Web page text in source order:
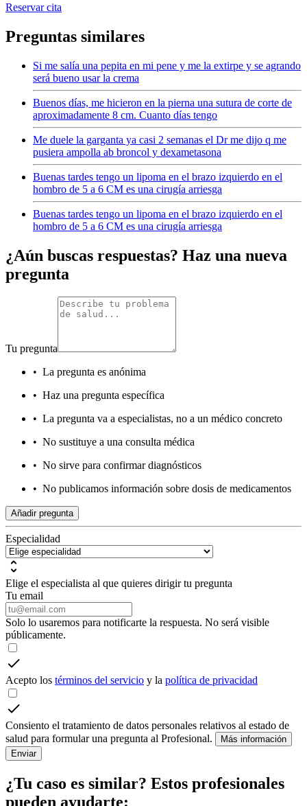
Reservar cita
Preguntas similares
Si me salía una pepita en mi pene y me la extirpe y se agrando
será bueno usar la crema
Buenos días, me hicieron en la pierna una sutura de corte de
aproximadamente 8 cm. Cuanto días tengo
Me duele la garganta ya casi 2 semanas el Dr me dijo q me
pusiera ampolla ab broncol y dexametasona
Buenas tardes tengo un lipoma en el brazo izquierdo en el
hombro de 5 a 6 CM es una cirugía arriesga
Buenas tardes tengo un lipoma en el brazo izquierdo en el
hombro de 5 a 6 CM es una cirugía arriesga
¿Aún buscas respuestas? Haz una nueva
pregunta
Tu pregunta
• La pregunta es anónima
• Haz una pregunta específica
• La pregunta va a especialistas, no a un médico concreto
• No sustituye a una consulta médica
• No sirve para confirmar diagnósticos
• No publicamos información sobre dosis de medicamentos
Añadir pregunta
Especialidad
Elige el especialista al que quieres dirigir tu pregunta
Tu email
Solo lo usaremos para notificarte la respuesta. No será visible
públicamente.
Acepto los términos del servicio y la política de privacidad
Consiento el tratamiento de datos personales relativos al estado de
salud para formular una pregunta al Profesional.
Más información
Enviar
¿Tu caso es similar? Estos profesionales
pueden ayudarte: